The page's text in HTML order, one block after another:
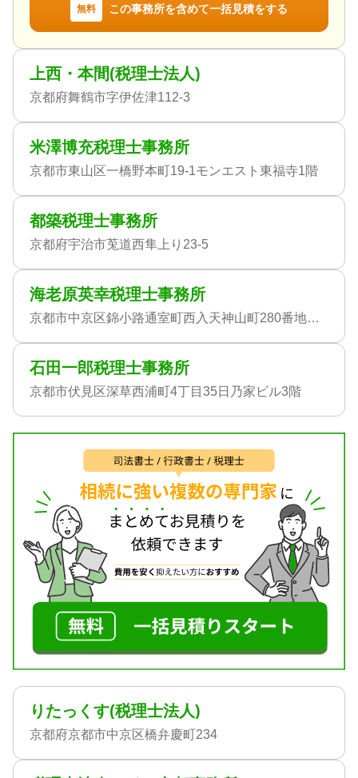
無料 この事務所を含めて一括見積をする
上西・本間(税理士法人)
京都府舞鶴市字伊佐津112-3
米澤博充税理士事務所
京都市東山区一橋野本町19-1モンエスト東福寺1階
都築税理士事務所
京都府宇治市莵道西隼上り23-5
海老原英幸税理士事務所
京都市中京区錦小路通室町西入天神山町280番地石勘ビル4F-9号室
石田一郎税理士事務所
京都市伏見区深草西浦町4丁目35日乃家ビル3階
りたっくす(税理士法人)
京都府京都市中京区橋弁慶町234